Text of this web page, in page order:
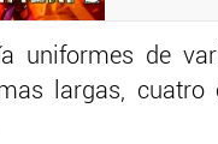
uniformes de
largas,